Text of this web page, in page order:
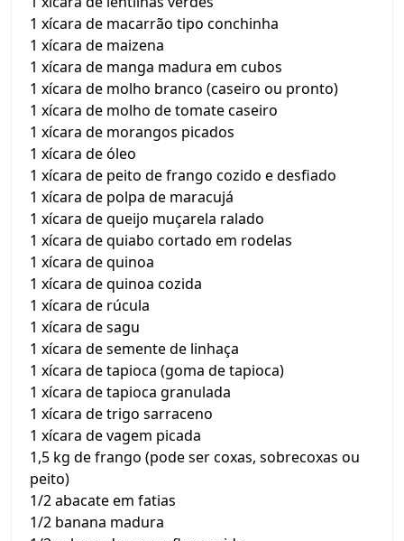
1 xícara de macarrão tipo conchinha
1 xícara de maizena
1 xícara de manga madura em cubos
1 xícara de molho branco (caseiro ou pronto)
1 xícara de molho de tomate caseiro
1 xícara de morangos picados
1 xícara de óleo
1 xícara de peito de frango cozido e desfiado
1 xícara de polpa de maracujá
1 xícara de queijo muçarela ralado
1 xícara de quiabo cortado em rodelas
1 xícara de quinoa
1 xícara de quinoa cozida
1 xícara de rúcula
1 xícara de sagu
1 xícara de semente de linhaça
1 xícara de tapioca (goma de tapioca)
1 xícara de tapioca granulada
1 xícara de trigo sarraceno
1 xícara de vagem picada
1,5 kg de frango (pode ser coxas, sobrecoxas ou
peito)
1/2 abacate em fatias
1/2 banana madura